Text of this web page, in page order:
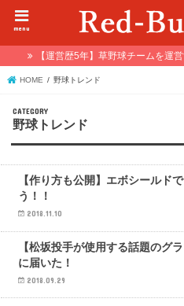
menu
【運営歴5年】草野球チームを運
HOME 野球トレンド
野球トレンド
野球トレンド
【作り方も公開】エボシールド
う！！
2018.11.10
野球トレンド
【松坂投手が使用する話題のグ
に届いた！
2018.09.29